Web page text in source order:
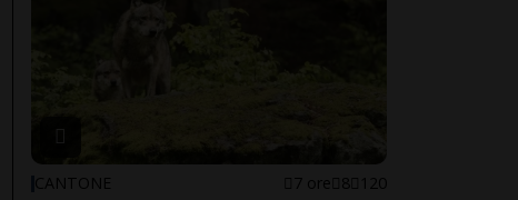
CANTONE 7 ore 8 120